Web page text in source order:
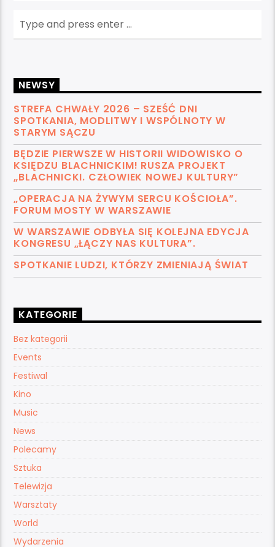
NEWSY
STREFA CHWAŁY 2026 – SZEŚĆ DNI
SPOTKANIA, MODLITWY I WSPÓLNOTY W
STARYM SĄCZU
BĘDZIE PIERWSZE W HISTORII WIDOWISKO O
KSIĘDZU BLACHNICKIM! RUSZA PROJEKT
„BLACHNICKI. CZŁOWIEK NOWEJ KULTURY”
„OPERACJA NA ŻYWYM SERCU KOŚCIOŁA”.
FORUM MOSTY W WARSZAWIE
W WARSZAWIE ODBYŁA SIĘ KOLEJNA EDYCJA
KONGRESU „ŁĄCZY NAS KULTURA”.
SPOTKANIE LUDZI, KTÓRZY ZMIENIAJĄ ŚWIAT
KATEGORIE
Bez kategorii
Events
Festiwal
Kino
Music
News
Polecamy
Sztuka
Telewizja
Warsztaty
World
Wydarzenia